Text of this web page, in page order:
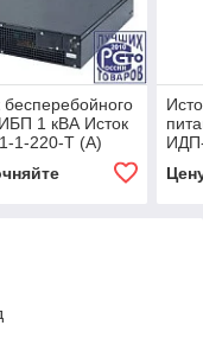
бесперебойного
1 кВА Исток
1-220-Т (А)